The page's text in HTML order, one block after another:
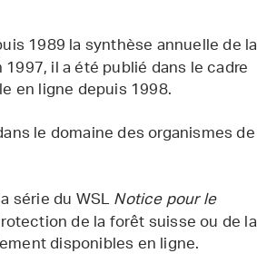
1989 la synthèse annuelle de la
il a été publié dans le cadre
en ligne depuis 1998.
le domaine des organismes de
série du WSLNotice pour le
de la forêt suisse ou de la
disponibles en ligne.